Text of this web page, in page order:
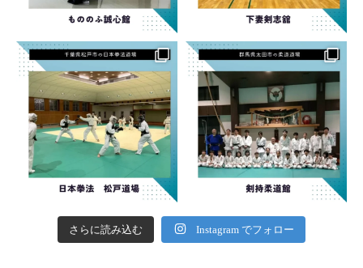
さらに読み込む Instagram でフォロー